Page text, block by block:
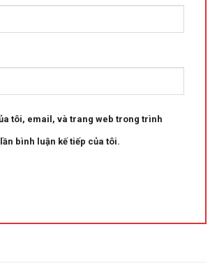
tôi, email, và trang web trong trình
bình luận kế tiếp của tôi.